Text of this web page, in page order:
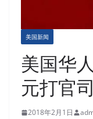
美国新闻
美国华
元打官
2018年2月1日